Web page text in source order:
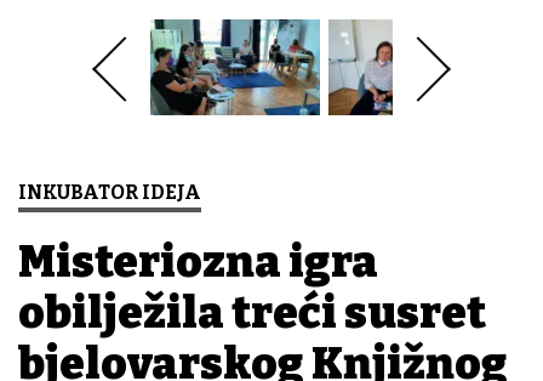
INKUBATOR IDEJA
Misteriozna igra
obilježila treći susret
bjelovarskog Knjižnog